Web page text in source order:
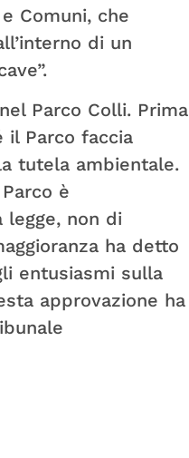
Comuni, che
di un
Parco Colli. Prima
il Parco faccia
tutela ambientale.
è
legge, non di
ha detto
entusiasmi sulla
approvazione ha